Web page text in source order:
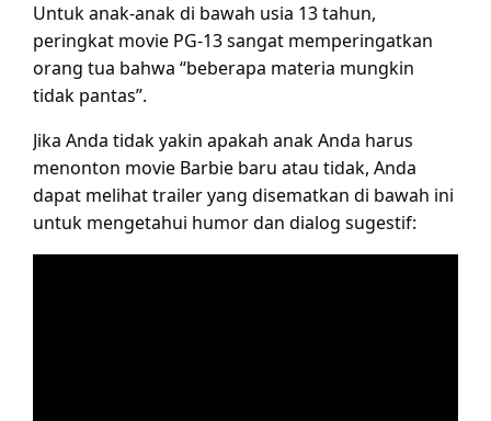
Untuk anak-anak di bawah usia 13 tahun,
peringkat movie PG-13 sangat memperingatkan
orang tua bahwa “beberapa materia mungkin
tidak pantas”.
Jika Anda tidak yakin apakah anak Anda harus
menonton movie Barbie baru atau tidak, Anda
dapat melihat trailer yang disematkan di bawah ini
untuk mengetahui humor dan dialog sugestif: